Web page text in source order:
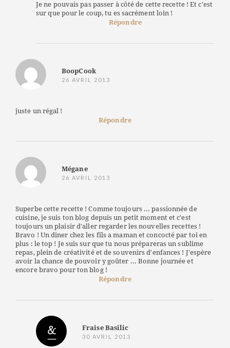
Je ne pouvais pas passer à côté de cette recette ! Et c'est
sur que pour le coup, tu es sacrément loin !
Répondre
BoopCook
26 AVRIL 2013
juste un régal !
Répondre
Mégane
26 AVRIL 2013
Superbe cette recette ! Comme toujours ... passionnée de
cuisine, je suis ton blog depuis un petit moment et c'est
toujours un plaisir d'aller regarder les nouvelles recettes !
Bravo ! Un diner chez les fils a maman et concocté par toi en
plus : le top ! Je suis sur que tu nous prépareras un sublime
repas, plein de créativité et de souvenirs d'enfances ! J'espère
avoir la chance de pouvoir y goûter ... Bonne journée et
encore bravo pour ton blog !
Répondre
Fraise Basilic
30 AVRIL 2013